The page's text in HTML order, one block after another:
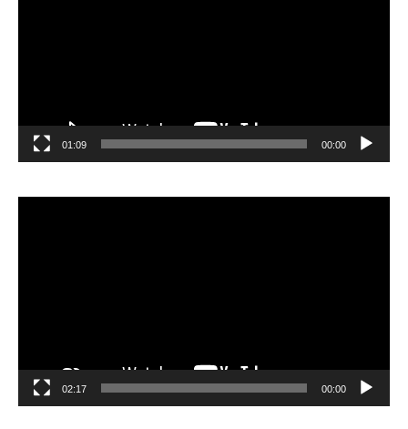
00:00
01:09
00:00
02:17